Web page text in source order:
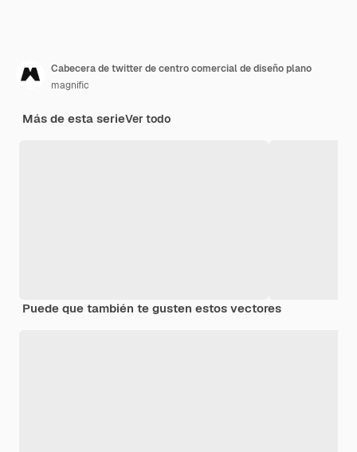
Cabecera de twitter de centro comercial de diseño plano
magnific
Más de esta serieVer todo
Puede que también te gusten estos vectores